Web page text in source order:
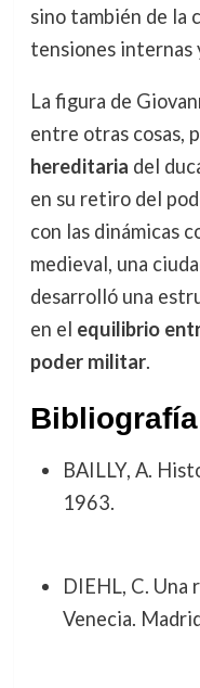
sino también de la
tensiones internas
La figura de
entre otras cosas,
hereditaria del
en su retiro del
con las dinámicas
medieval, una
desarrolló una
en el equilibrio
poder militar.
Bibliografía
BAILLY, A.
1963.
DIEHL, C. Una
Venecia.